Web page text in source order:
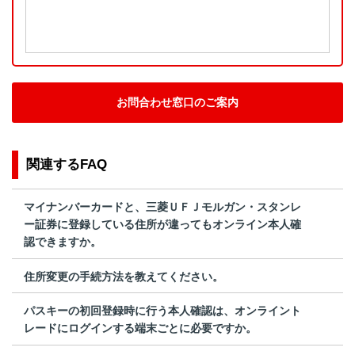
お問合わせ窓口のご案内
関連するFAQ
マイナンバーカードと、三菱ＵＦＪモルガン・スタンレ
ー証券に登録している住所が違ってもオンライン本人確
認できますか。
住所変更の手続方法を教えてください。
パスキーの初回登録時に行う本人確認は、オンライント
レードにログインする端末ごとに必要ですか。